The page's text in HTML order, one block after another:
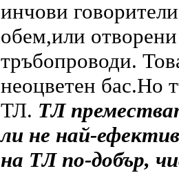
инчови
обем,или
тръбопроводи.
неоцветен бас.Но
ТЛ. ТЛ
ли не най-
на ТЛ по-добър,